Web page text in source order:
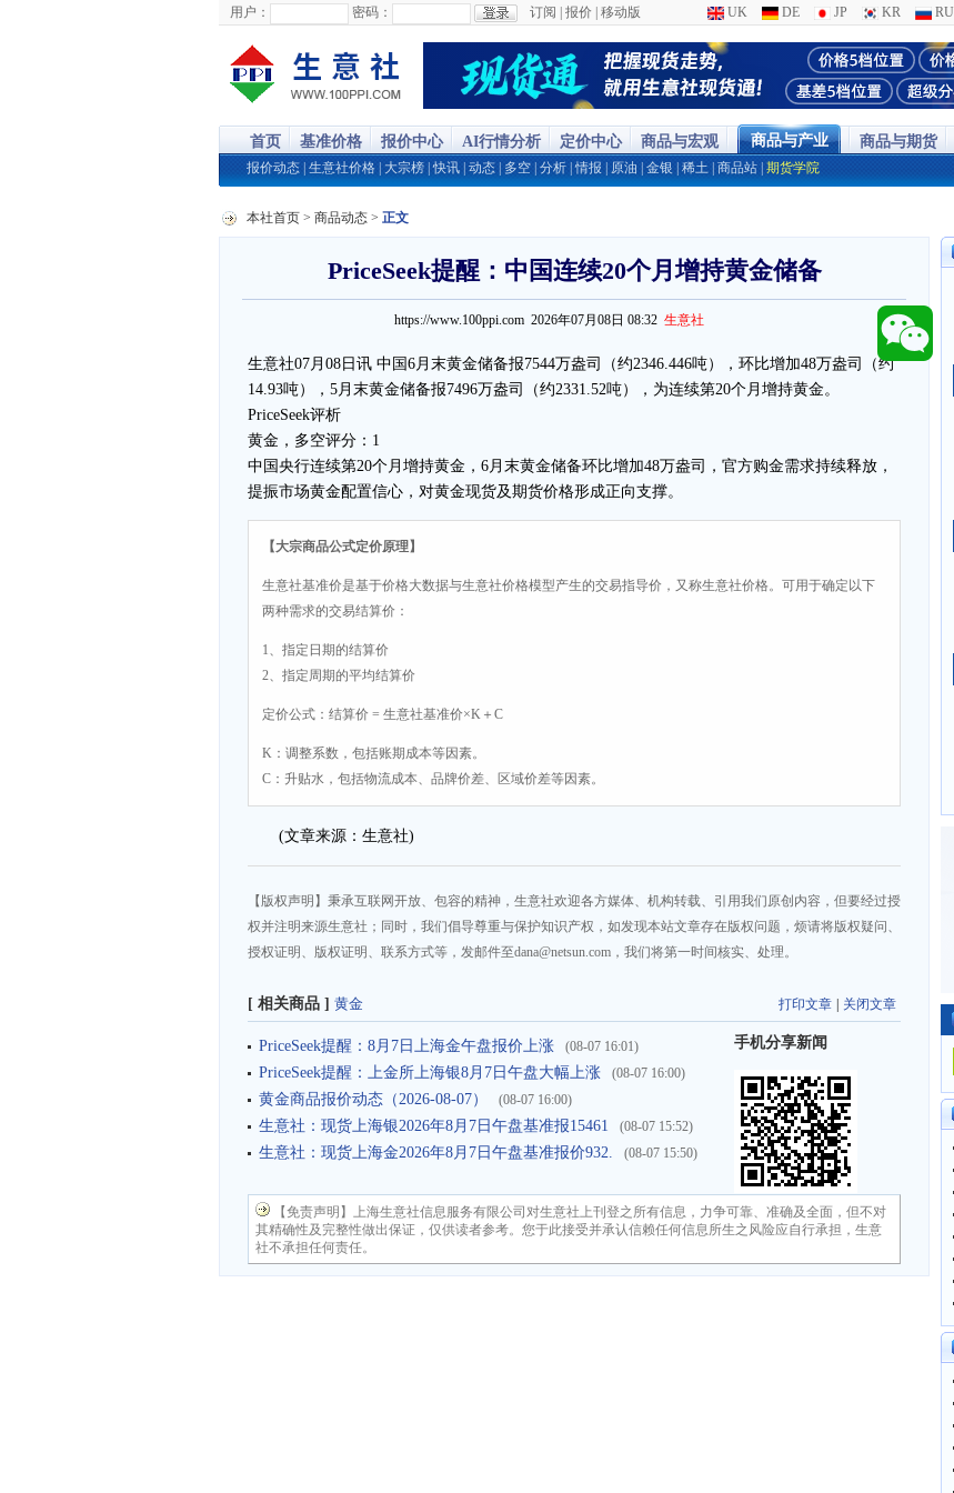
用户： 密码： 订阅 报价 移动版 UK DE JP KR RU
首页 基准价格 报价中心 AI行情分析 定价中心 商品与宏观 商品与产业 商品与期货
报价动态 生意社价格 大宗榜 |快讯 动态 多空 分析 |情报 原油 金银 稀土 商品站 期货学院
本社首页 > 商品动态 > 正文
PriceSeek提醒：中国连续20个月增持黄金储备
https://www.100ppi.com 2026年07月08日 08:32 生意社
生意社07月08日讯 中国6月末黄金储备报7544万盎司（约2346.446吨），环比增加48万盎司（约
14.93吨），5月末黄金储备报7496万盎司（约2331.52吨），为连续第20个月增持黄金。
PriceSeek评析
黄金，多空评分：1
中国央行连续第20个月增持黄金，6月末黄金储备环比增加48万盎司，官方购金需求持续释放，
提振市场黄金配置信心，对黄金现货及期货价格形成正向支撑。
【大宗商品公式定价原理】
生意社基准价是基于价格大数据与生意社价格模型产生的交易指导价，又称生意社价格。可用于确定以下
两种需求的交易结算价：
1、指定日期的结算价
2、指定周期的平均结算价
定价公式：结算价 = 生意社基准价×K＋C
K：调整系数，包括账期成本等因素。
C：升贴水，包括物流成本、品牌价差、区域价差等因素。
(文章来源：生意社)
【版权声明】秉承互联网开放、包容的精神，生意社欢迎各方媒体、机构转载、引用我们原创内容，但要经过授
权并注明来源生意社；同时，我们倡导尊重与保护知识产权，如发现本站文章存在版权问题，烦请将版权疑问、
授权证明、版权证明、联系方式等，发邮件至dana@netsun.com，我们将第一时间核实、处理。
打印文章 关闭文章
[ 相关商品 ] 黄金
PriceSeek提醒：8月7日上海金午盘报价上涨 (08-07 16:01)
PriceSeek提醒：上金所上海银8月7日午盘大幅上涨 (08-07 16:00)
黄金商品报价动态（2026-08-07） (08-07 16:00)
生意社：现货上海银2026年8月7日午盘基准报15461 (08-07 15:52)
生意社：现货上海金2026年8月7日午盘基准报价932. (08-07 15:50)
手机分享新闻
【免责声明】上海生意社信息服务有限公司对生意社上刊登之所有信息，力争可靠、准确及全面，但不对
其精确性及完整性做出保证，仅供读者参考。您于此接受并承认信赖任何信息所生之风险应自行承担，生意
社不承担任何责任。